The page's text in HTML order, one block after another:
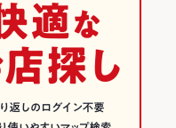
◎ご家族でもゆったりお食事可
手伝いします！詳しくはお問合
ランキング
料理ランキング